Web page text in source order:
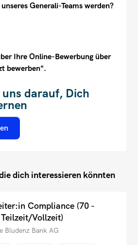
Generali-Teams werden?
Ihre Online-Bewerbung über
bewerben".
darauf, Dich
dich interessieren könnten
Compliance (70 -
Vollzeit)
Bludenz Bank AG